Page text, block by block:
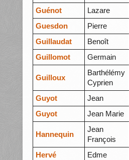
Guénot
Lazare
Guesdon
Pierre
Guillaudat
Benoît
Guillomot
Germain
Guilloux
Barthélémy
Cyprien
Guyot Jean
Guyot
Jean Marie
Hannequin
Jean
François
Hervé Edme